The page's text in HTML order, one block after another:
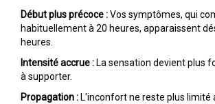
Début plus précoce :Vos symptômes, qui
habituellement à 20 heures, apparaissent
heures.
Intensité accrue : La sensation devient plus
à supporter.
Propagation : L'inconfort ne reste plus limité